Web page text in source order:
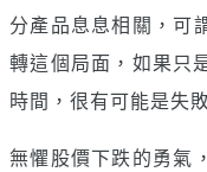
分產品息息相關，可
轉這個局面，如果只
時間，很有可能是失
無懼股價下跌的勇氣